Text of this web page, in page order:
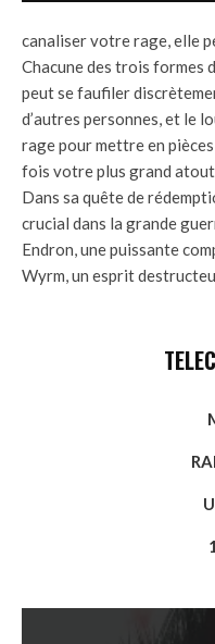
canaliser votre rage, elle
Chacune des trois formes
peut se faufiler
d’autres personnes, et le
rage pour mettre en
fois votre plus grand
Dans sa quête de
crucial dans la grande
Endron, une puissante
Wyrm, un esprit